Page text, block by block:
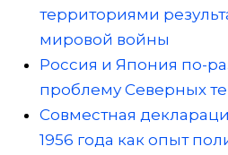
территориями
мировой войны
Россия и Япония по-
проблему Северных
Совместная
1956 года как опыт